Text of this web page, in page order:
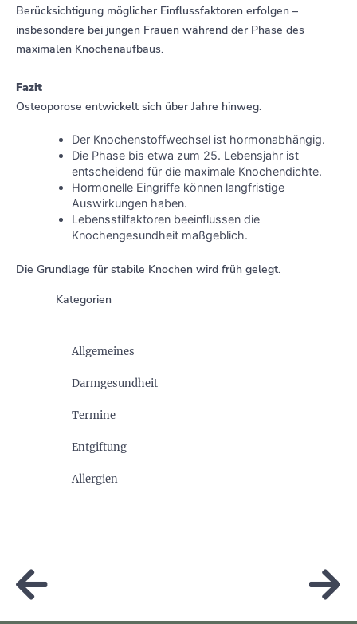
Berücksichtigung möglicher Einflussfaktoren erfolgen –
insbesondere bei jungen Frauen während der Phase des
maximalen Knochenaufbaus.
Fazit
Osteoporose entwickelt sich über Jahre hinweg.
Der Knochenstoffwechsel ist hormonabhängig.
Die Phase bis etwa zum 25. Lebensjahr ist
entscheidend für die maximale Knochendichte.
Hormonelle Eingriffe können langfristige
Auswirkungen haben.
Lebensstilfaktoren beeinflussen die
Knochengesundheit maßgeblich.
Die Grundlage für stabile Knochen wird früh gelegt.
Kategorien
Allgemeines
Darmgesundheit
Termine
Entgiftung
Allergien